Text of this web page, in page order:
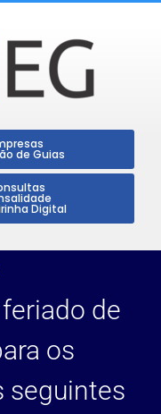
de Guias
Digital
de
os
seguintes